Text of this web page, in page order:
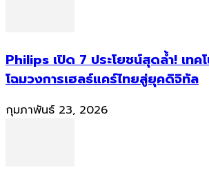
Philips เปิด 7 ประโยชน์สุดล้ำ! เท
โฉมวงการเฮลธ์แคร์ไทยสู่ยุคดิจิทัล
กุมภาพันธ์ 23, 2026